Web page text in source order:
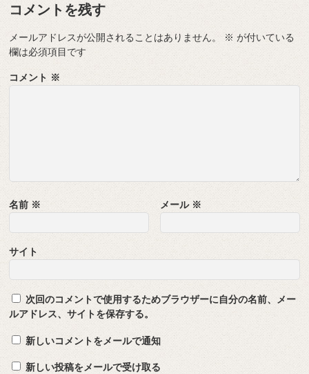
コメントを残す
メールアドレスが公開されることはありません。 ※ が付いている
欄は必須項目です
コメント ※
名前 ※ メール ※
サイト
次回のコメントで使用するためブラウザーに自分の名前、メー
ルアドレス、サイトを保存する。
新しいコメントをメールで通知
新しい投稿をメールで受け取る